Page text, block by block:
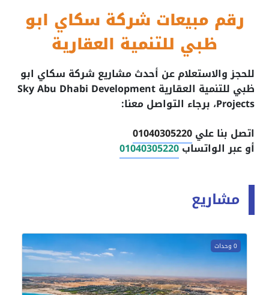
رقم مبيعات شركة سكاي ابو
ظبي للتنمية العقارية
للحجز والاستعلام عن أحدث مشاريع شركة سكاي ابو
ظبي للتنمية العقارية Sky Abu Dhabi Development
Projects، برجاء التواصل معنا:
اتصل بنا علي01040305220
أو عبر الواتساب01040305220
مشاريع
0 وحدات